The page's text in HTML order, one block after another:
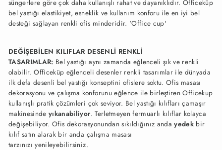
süngerlere göre çok daha kullanışlı rahat ve dayanıklıdır. Officeküp
bel yastığı elastikiyet, esneklik ve kullanım konforu ile en iyi bel
desteği sağlayan renkli ofis minderidir. 'Office cup'
DEĞİŞEBİLEN KILIFLAR DESENLİ RENKLİ
TASARIMLAR: Bel yastığı aynı zamanda eğlenceli şık ve renkli
olabilir. Officeküp eğlenceli desenler renkli tasarımlar ile dünyada
ilk defa desenli bel yastığı konseptini ofislere soktu. Ofis masası
dekorasyonu ve çalışma konforunu eğlence ile birleştiren Officekup
kullanışlı pratik çözümleri çok seviyor. Bel yastığı kılıfları çamaşır
makinesinde yıkanabiliyor. Terletmeyen fermuarlı kılıflar kolayca
değişebiliyor. Ofis dekorasyonundan sıkıldığınız andayedek bir
kılıf satın alarak bir anda çalışma masası
tarzınızı yenileyebilirsiniz.